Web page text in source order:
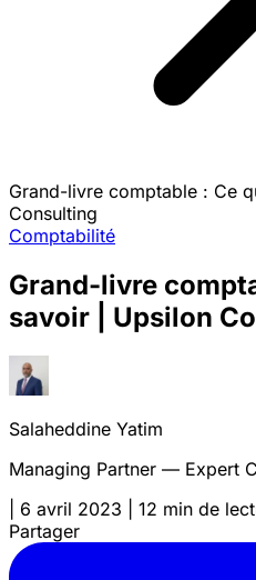
Grand-livre comptable : Ce
Consulting
Comptabilité
Grand-livre
savoir | Upsilon
Salaheddine Yatim
Managing Partner — Expert
6 avril 2023
12 min de
Partager